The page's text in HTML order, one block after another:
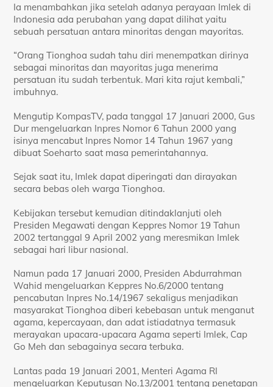
Ia menambahkan jika setelah adanya perayaan Imlek di
Indonesia ada perubahan yang dapat dilihat yaitu
sebuah persatuan antara minoritas dengan mayoritas.
“Orang Tionghoa sudah tahu diri menempatkan dirinya
sebagai minoritas dan mayoritas juga menerima
persatuan itu sudah terbentuk. Mari kita rajut kembali,”
imbuhnya.
Mengutip KompasTV, pada tanggal 17 Januari 2000, Gus
Dur mengeluarkan Inpres Nomor 6 Tahun 2000 yang
isinya mencabut Inpres Nomor 14 Tahun 1967 yang
dibuat Soeharto saat masa pemerintahannya.
Sejak saat itu, Imlek dapat diperingati dan dirayakan
secara bebas oleh warga Tionghoa.
Kebijakan tersebut kemudian ditindaklanjuti oleh
Presiden Megawati dengan Keppres Nomor 19 Tahun
2002 tertanggal 9 April 2002 yang meresmikan Imlek
sebagai hari libur nasional.
Namun pada 17 Januari 2000, Presiden Abdurrahman
Wahid mengeluarkan Keppres No.6/2000 tentang
pencabutan Inpres No.14/1967 sekaligus menjadikan
masyarakat Tionghoa diberi kebebasan untuk menganut
agama, kepercayaan, dan adat istiadatnya termasuk
merayakan upacara-upacara Agama seperti Imlek, Cap
Go Meh dan sebagainya secara terbuka.
Lantas pada 19 Januari 2001, Menteri Agama RI
mengeluarkan Keputusan No.13/2001 tentang penetapan